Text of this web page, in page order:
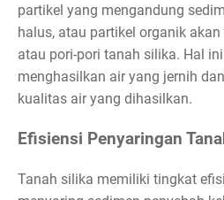
partikel yang mengandung
halus, atau partikel organik
atau pori-pori tanah silika. Hal
menghasilkan air yang jernih
kualitas air yang dihasilkan.
Efisiensi Penyaringan
Tanah silika memiliki tingkat